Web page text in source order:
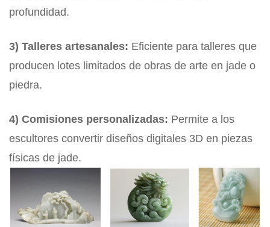
profundidad.
3) Talleres artesanales: Eficiente para talleres que
producen lotes limitados de obras de arte en jade o
piedra.
4) Comisiones personalizadas: Permite a los
escultores convertir diseños digitales 3D en piezas
físicas de jade.